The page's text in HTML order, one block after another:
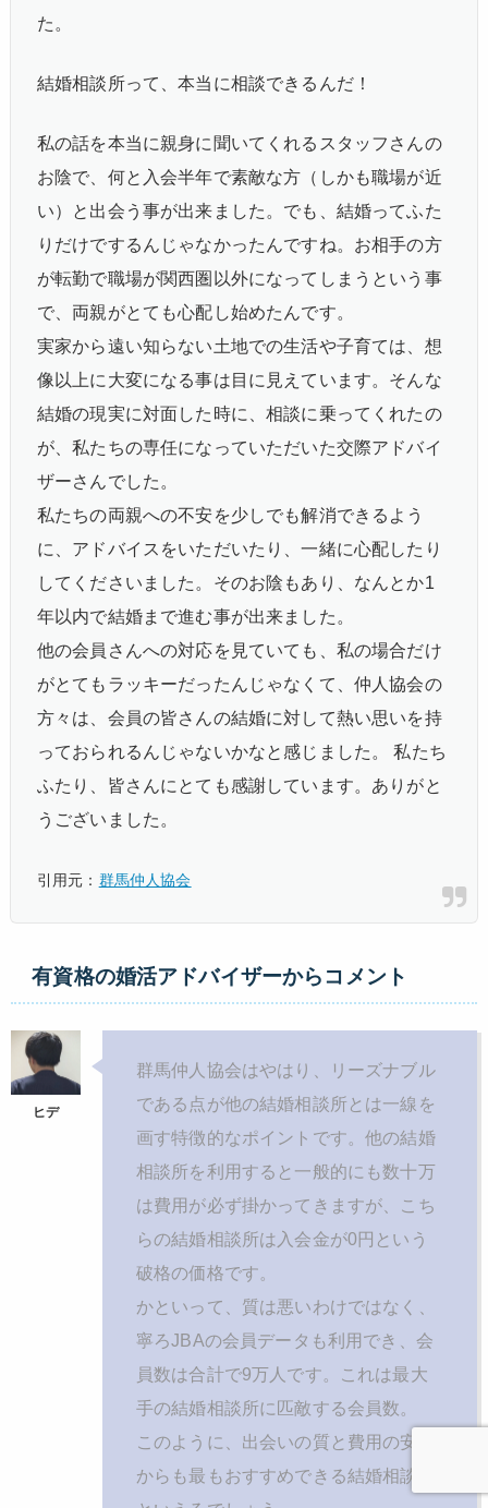
た。
結婚相談所って、本当に相談できるんだ！
私の話を本当に親身に聞いてくれるスタッフさんの
お陰で、何と入会半年で素敵な方（しかも職場が近
い）と出会う事が出来ました。でも、結婚ってふた
りだけでするんじゃなかったんですね。お相手の方
が転勤で職場が関西圏以外になってしまうという事
で、両親がとても心配し始めたんです。
実家から遠い知らない土地での生活や子育ては、想
像以上に大変になる事は目に見えています。そんな
結婚の現実に対面した時に、相談に乗ってくれたの
が、私たちの専任になっていただいた交際アドバイ
ザーさんでした。
私たちの両親への不安を少しでも解消できるよう
に、アドバイスをいただいたり、一緒に心配したり
してくださいました。そのお陰もあり、なんとか1
年以内で結婚まで進む事が出来ました。
他の会員さんへの対応を見ていても、私の場合だけ
がとてもラッキーだったんじゃなくて、仲人協会の
方々は、会員の皆さんの結婚に対して熱い思いを持
っておられるんじゃないかなと感じました。 私たち
ふたり、皆さんにとても感謝しています。ありがと
うございました。
引用元： 群馬仲人協会
有資格の婚活アドバイザーからコメント
群馬仲人協会はやはり、リーズナブル
である点が他の結婚相談所とは一線を
画す特徴的なポイントです。他の結婚
相談所を利用すると一般的にも数十万
は費用が必ず掛かってきますが、こち
らの結婚相談所は入会金が0円という
破格の価格です。
かといって、質は悪いわけではなく、
寧ろJBAの会員データも利用でき、会
員数は合計で9万人です。これは最大
手の結婚相談所に匹敵する会員数。
このように、出会いの質と費用の安さ
からも最もおすすめできる結婚相談所